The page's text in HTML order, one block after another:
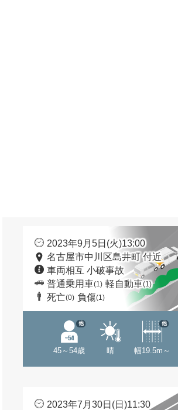
2023年9月5日(火)13:00
名古屋市中川区島井町 付近
車両相互 小破事故
普通乗用車(1) 軽自動車(1)
死亡(0) 負傷(1)
45～54歳
他
晴 幅19.5m～
他
2023年7月30日(日)11:30